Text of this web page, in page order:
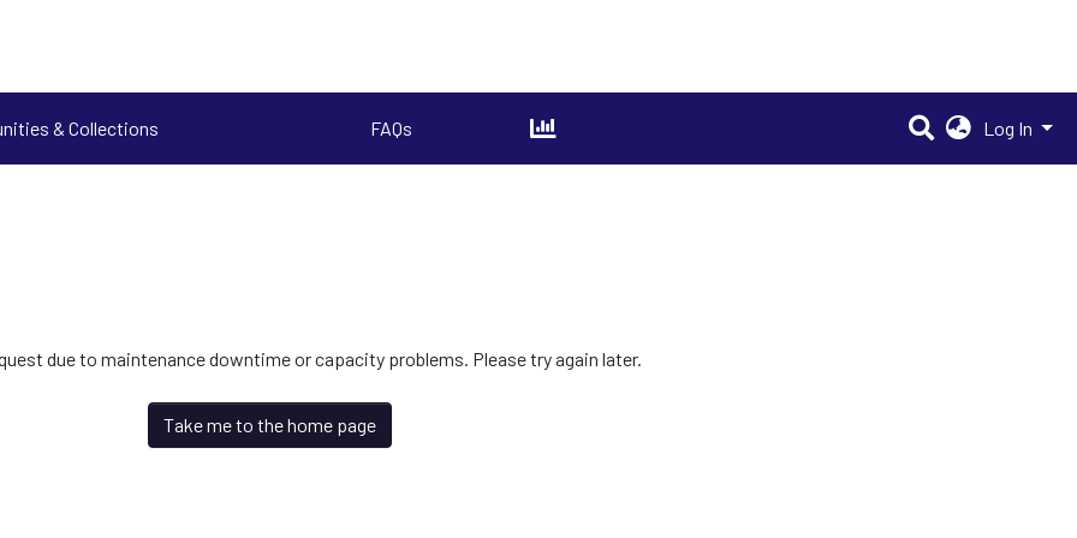
& Collections FAQs Log In
due to maintenance downtime or capacity problems. Please try again later.
Take me to the home page